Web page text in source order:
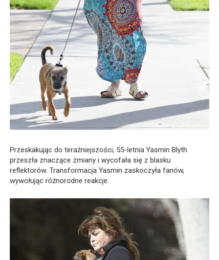
Przeskakując do teraźniejszości, 55-letnia Yasmin Blyth
przeszła znaczące zmiany i wycofała się z blasku
reflektorów. Transformacja Yasmin zaskoczyła fanów,
wywołując różnorodne reakcje.